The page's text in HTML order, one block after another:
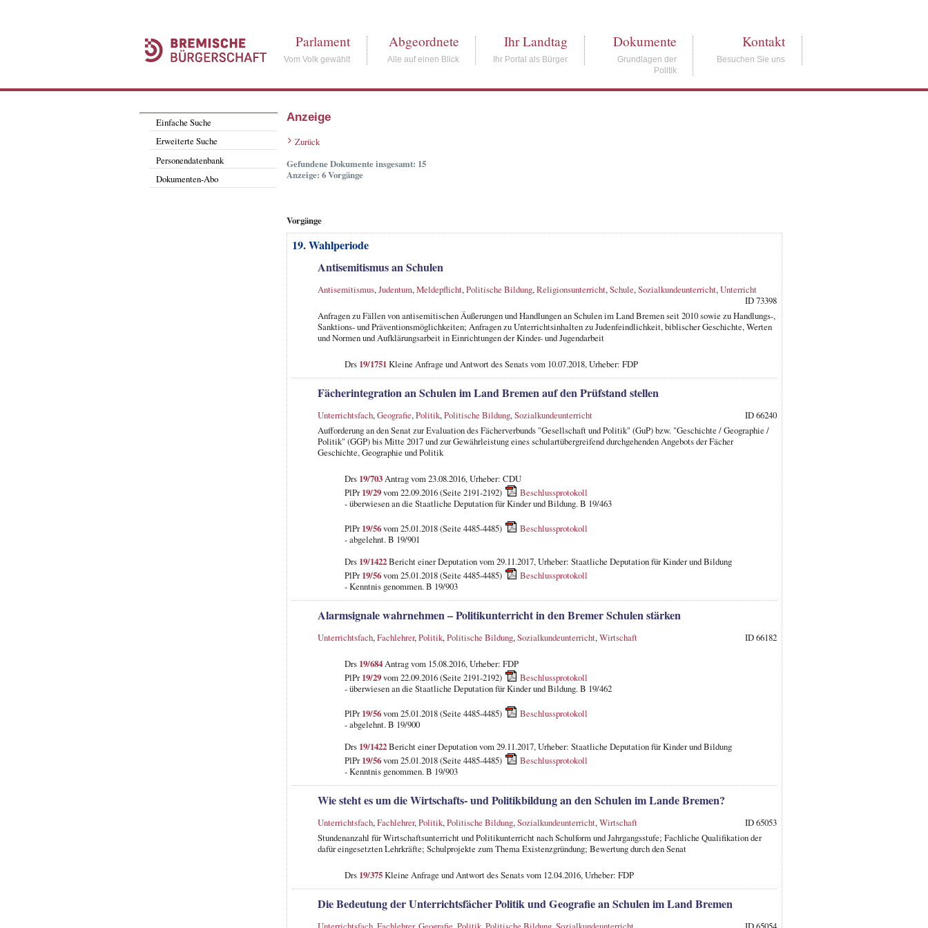
Parlament
Vom Volk gewählt
Abgeordnete
Alle auf einen Blick
Ihr Landtag
Ihr Portal als Bürger
Dokumente
Grundlagen der
Politik
Kontakt
Besuchen Sie uns
Einfache Suche
Erweiterte Suche
Personendatenbank
Dokumenten-Abo
Anzeige
Zurück
Gefundene Dokumente insgesamt: 15
Anzeige: 6 Vorgänge
Vorgänge
19. Wahlperiode
Antisemitismus an Schulen
Antisemitismus,Judentum,Meldepflicht,Politische Bildung,Religionsunterricht,Schule,Sozialkundeunterricht,Unterricht
ID 73398
Anfragen zu Fällen von antisemitischen Äußerungen und Handlungen an Schulen im Land Bremen seit 2010 sowie zu Handlungs-,
Sanktions- und Präventionsmöglichkeiten; Anfragen zu Unterrichtsinhalten zu Judenfeindlichkeit, biblischer Geschichte, Werten
und Normen und Aufklärungsarbeit in Einrichtungen der Kinder- und Jugendarbeit
Drs 19/1751Kleine Anfrage und Antwort des Senats vom 10.07.2018, Urheber: FDP
Fächerintegration an Schulen im Land Bremen auf den Prüfstand stellen
Unterrichtsfach,Geografie,Politik,Politische Bildung,Sozialkundeunterricht
ID 66240
Aufforderung an den Senat zur Evaluation des Fächerverbunds "Gesellschaft und Politik" (GuP) bzw. "Geschichte / Geographie /
Politik" (GGP) bis Mitte 2017 und zur Gewährleistung eines schulartübergreifend durchgehenden Angebots der Fächer
Geschichte, Geographie und Politik
Drs 19/703Antrag vom 23.08.2016, Urheber: CDU
PlPr19/29vom 22.09.2016 (Seite 2191-2192)
Beschlussprotokoll
- überwiesen an die Staatliche Deputation für Kinder und Bildung. B 19/463
PlPr19/56vom 25.01.2018 (Seite 4485-4485)
Beschlussprotokoll
- abgelehnt. B 19/901
Drs 19/1422Bericht einer Deputation vom 29.11.2017, Urheber: Staatliche Deputation für Kinder und Bildung
PlPr19/56vom 25.01.2018 (Seite 4485-4485)
Beschlussprotokoll
- Kenntnis genommen. B 19/903
Alarmsignale wahrnehmen – Politikunterricht in den Bremer Schulen stärken
Unterrichtsfach,Fachlehrer,Politik,Politische Bildung,Sozialkundeunterricht,Wirtschaft ID 66182
Drs 19/684Antrag vom 15.08.2016, Urheber: FDP
PlPr19/29vom 22.09.2016 (Seite 2191-2192)
Beschlussprotokoll
- überwiesen an die Staatliche Deputation für Kinder und Bildung. B 19/462
PlPr19/56vom 25.01.2018 (Seite 4485-4485)
Beschlussprotokoll
- abgelehnt. B 19/900
Drs 19/1422Bericht einer Deputation vom 29.11.2017, Urheber: Staatliche Deputation für Kinder und Bildung
PlPr19/56vom 25.01.2018 (Seite 4485-4485)
Beschlussprotokoll
- Kenntnis genommen. B 19/903
Wie steht es um die Wirtschafts- und Politikbildung an den Schulen im Lande Bremen?
Unterrichtsfach,Fachlehrer,Politik,Politische Bildung,Sozialkundeunterricht,Wirtschaft
ID 65053
Stundenanzahl für Wirtschaftsunterricht und Politikunterricht nach Schulform und Jahrgangsstufe; Fachliche Qualifikation der
dafür eingesetzten Lehrkräfte; Schulprojekte zum Thema Existenzgründung; Bewertung durch den Senat
Drs 19/375Kleine Anfrage und Antwort des Senats vom 12.04.2016, Urheber: FDP
Die Bedeutung der Unterrichtsfächer Politik und Geografie an Schulen im Land Bremen